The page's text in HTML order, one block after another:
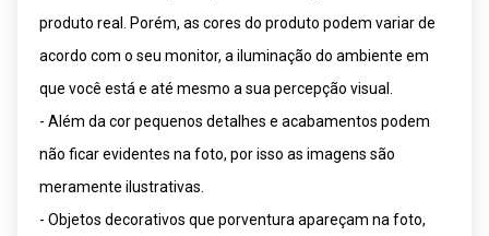
produto real. Porém, as cores do produto podem variar de
acordo com o seu monitor, a iluminação do ambiente em
que você está e até mesmo a sua percepção visual.
- Além da cor pequenos detalhes e acabamentos podem
não ficar evidentes na foto, por isso as imagens são
meramente ilustrativas.
- Objetos decorativos que porventura apareçam na foto,